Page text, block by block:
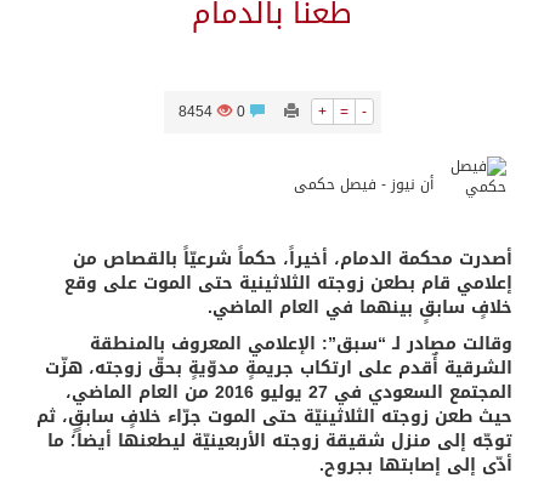
طعناً بالدمام
+ = -
0
8454
أن نيوز - فيصل حكمى
أصدرت محكمة الدمام، أخيراً، حكماً شرعيّاً بالقصاص من
إعلامي قام بطعن زوجته الثلاثينية حتى الموت على وقع
خلافٍ سابقٍ بينهما في العام الماضي.
وقالت مصادر لـ “سبق”: الإعلامي المعروف بالمنطقة
الشرقية أٌقدم على ارتكاب جريمةٍ مدوّيةٍ بحقّ زوجته، هزّت
المجتمع السعودي في 27 يوليو 2016 من العام الماضي،
حيث طعن زوجته الثلاثينيّة حتى الموت جرّاء خلافٍ سابقٍ، ثم
توجّه إلى منزل شقيقة زوجته الأربعينيّة ليطعنها أيضاً؛ ما
أدّى إلى إصابتها بجروح.